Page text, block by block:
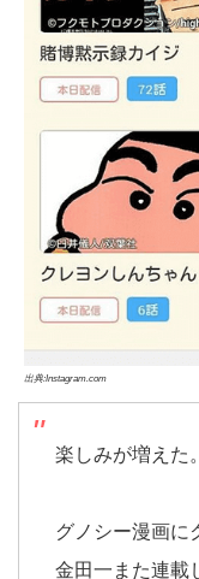
出典:Instagram.com
楽しみが増えた。
グノシー漫画に
金田一また連載